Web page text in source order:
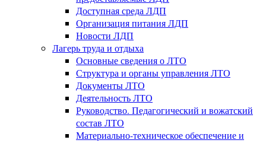
Доступная среда ЛДП
Организация питания ЛДП
Новости ЛДП
Лагерь труда и отдыха
Основные сведения о ЛТО
Структура и органы управления ЛТО
Документы ЛТО
Деятельность ЛТО
Руководство. Педагогический и вожатский
состав ЛТО
Материально-техническое обеспечение и